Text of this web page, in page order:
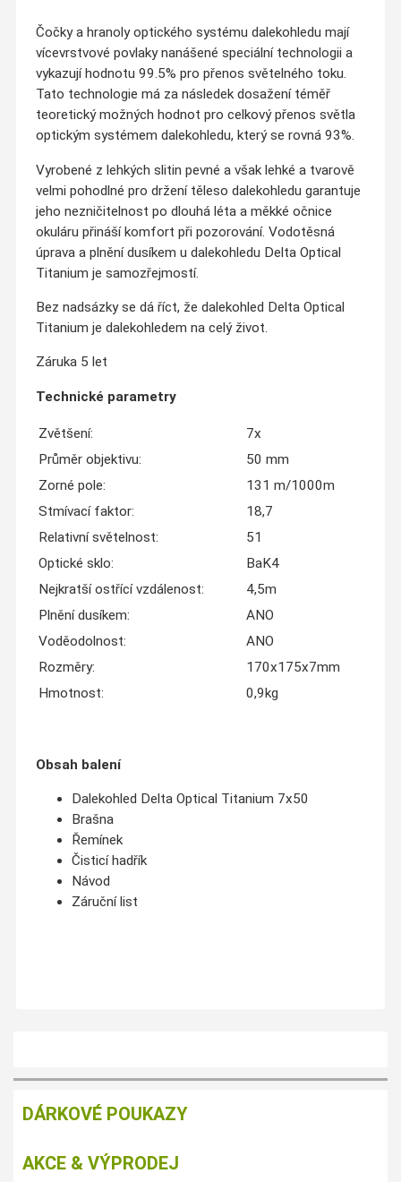
Čočky a hranoly optického systému dalekohledu mají
vícevrstvové povlaky nanášené speciální technologii a
vykazují hodnotu 99.5% pro přenos světelného toku.
Tato technologie má za následek dosažení téměř
teoretický možných hodnot pro celkový přenos světla
optickým systémem dalekohledu, který se rovná 93%.
Vyrobené z lehkých slitin pevné a však lehké a tvarově
velmi pohodlné pro držení těleso dalekohledu garantuje
jeho nezničitelnost po dlouhá léta a měkké očnice
okuláru přináší komfort při pozorování. Vodotěsná
úprava a plnění dusíkem u dalekohledu Delta Optical
Titanium je samozřejmostí.
Bez nadsázky se dá říct, že dalekohled Delta Optical
Titanium je dalekohledem na celý život.
Záruka 5 let
Technické parametry
Zvětšení:
7x
Průměr objektivu:
50 mm
Zorné pole:
131 m/1000m
Stmívací faktor:
18,7
Relativní světelnost:
51
Optické sklo:
BaK4
Nejkratší ostřící vzdálenost:
4,5m
Plnění dusíkem:
ANO
Voděodolnost:
ANO
Rozměry:
170x175x7mm
Hmotnost:
0,9kg
Obsah balení
Dalekohled Delta Optical Titanium 7х50
Brašna
Řemínek
Čisticí hadřík
Návod
Záruční list
DÁRKOVÉ POUKAZY
AKCE & VÝPRODEJ